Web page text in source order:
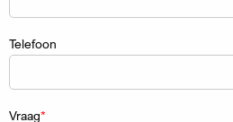
Telefoon
Vraag